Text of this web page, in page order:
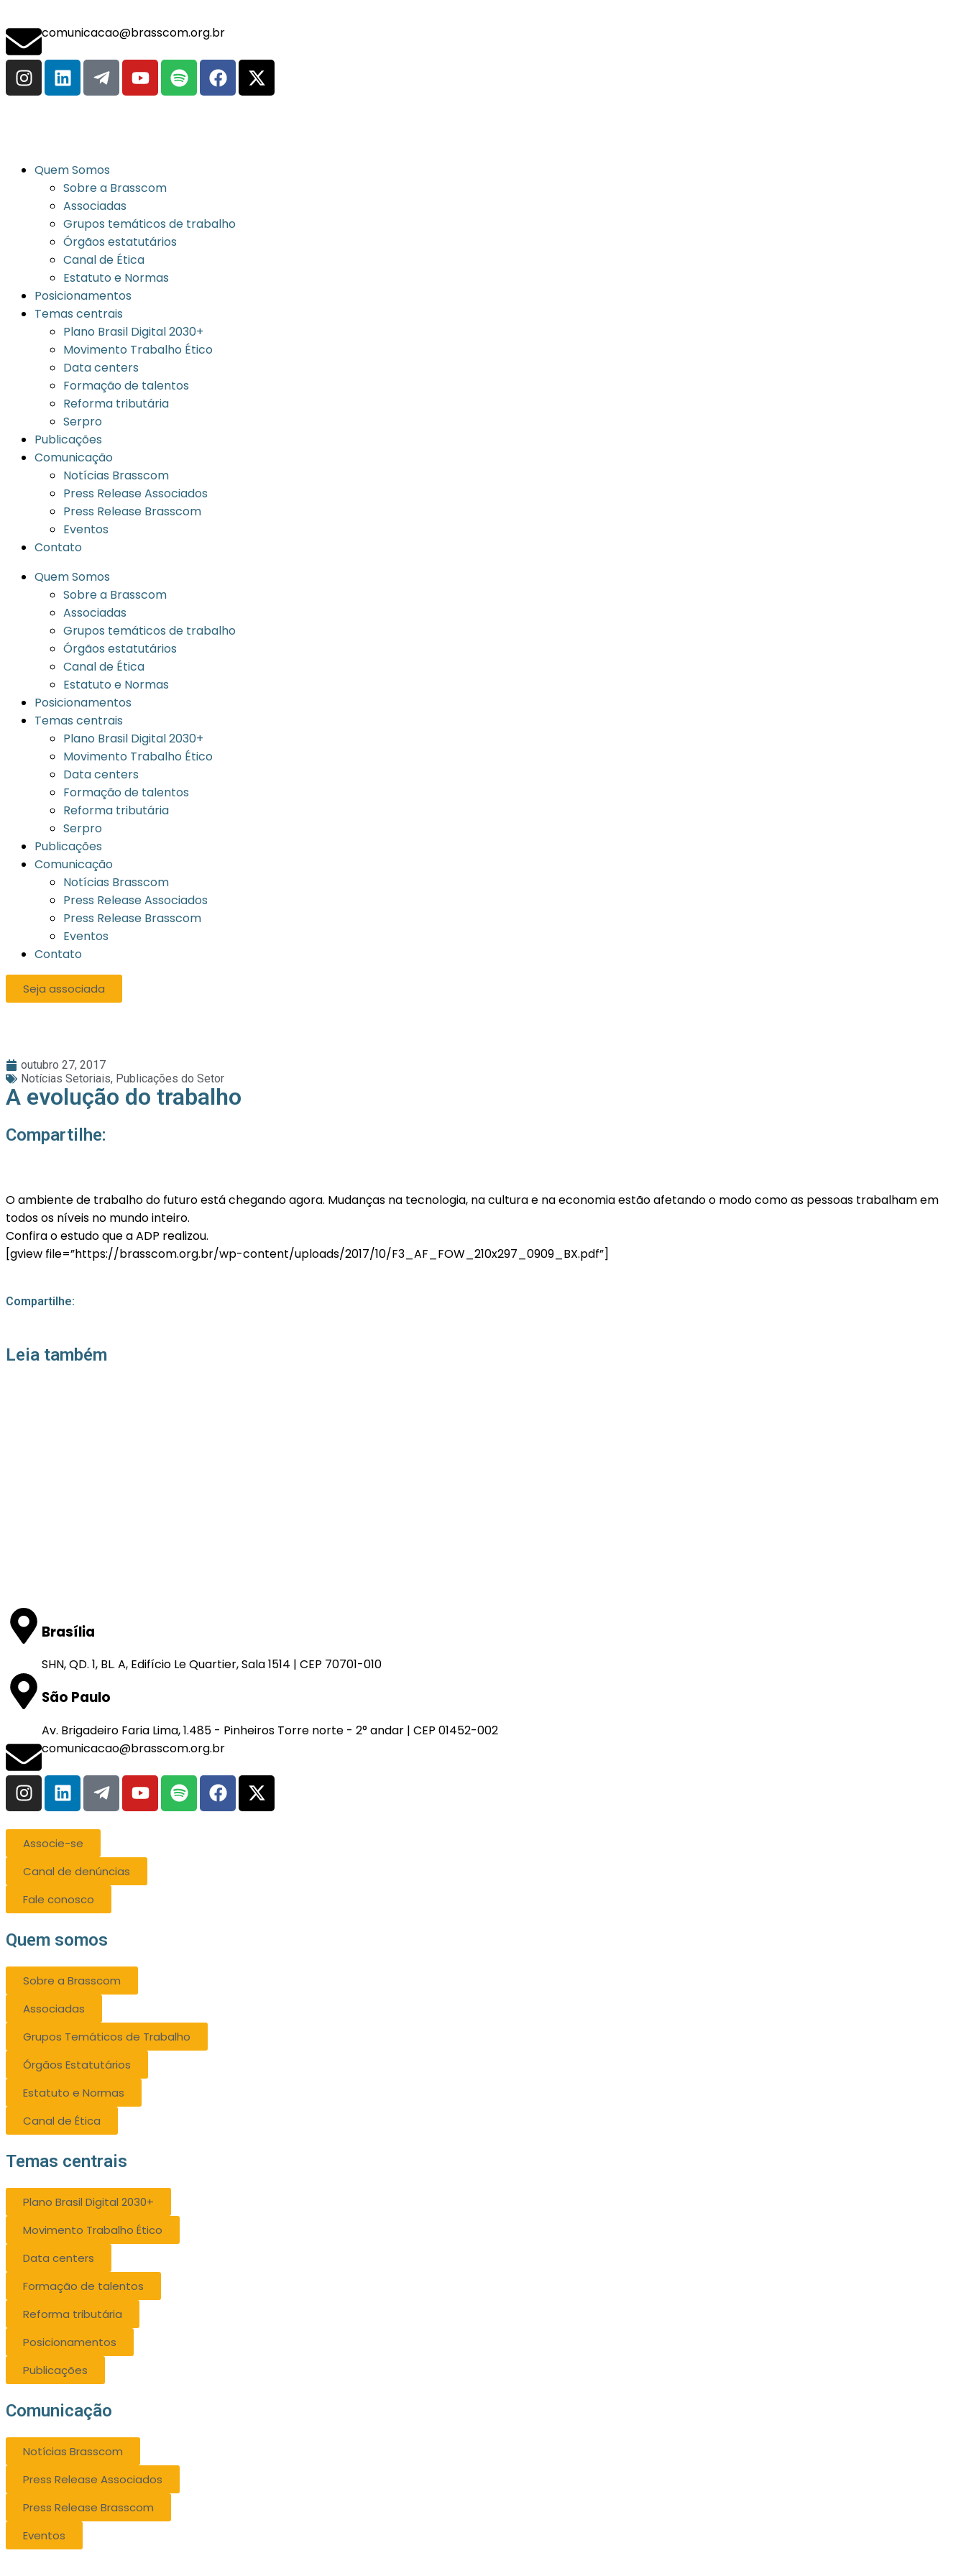
comunicacao@brasscom.org.br
Quem Somos
Sobre a Brasscom
Associadas
Grupos temáticos de trabalho
Órgãos estatutários
Canal de Ética
Estatuto e Normas
Posicionamentos
Temas centrais
Plano Brasil Digital 2030+
Movimento Trabalho Ético
Data centers
Formação de talentos
Reforma tributária
Serpro
Publicações
Comunicação
Notícias Brasscom
Press Release Associados
Press Release Brasscom
Eventos
Contato
Quem Somos
Sobre a Brasscom
Associadas
Grupos temáticos de trabalho
Órgãos estatutários
Canal de Ética
Estatuto e Normas
Posicionamentos
Temas centrais
Plano Brasil Digital 2030+
Movimento Trabalho Ético
Data centers
Formação de talentos
Reforma tributária
Serpro
Publicações
Comunicação
Notícias Brasscom
Press Release Associados
Press Release Brasscom
Eventos
Contato
Seja associada
outubro 27, 2017
Notícias Setoriais, Publicações do Setor
A evolução do trabalho
Compartilhe:
O ambiente de trabalho do futuro está chegando agora. Mudanças na tecnologia, na cultura e na economia estão afetando o modo como as pessoas trabalham em
todos os níveis no mundo inteiro.
Confira o estudo que a ADP realizou.
[gview file=”https://brasscom.org.br/wp-content/uploads/2017/10/F3_AF_FOW_210x297_0909_BX.pdf”]
Compartilhe:
Leia também
Brasília
SHN, QD. 1, BL. A, Edifício Le Quartier, Sala 1514 | CEP 70701-010
São Paulo
Av. Brigadeiro Faria Lima, 1.485 - Pinheiros Torre norte - 2° andar | CEP 01452-002
comunicacao@brasscom.org.br
Associe-se
Canal de denúncias
Fale conosco
Quem somos
Sobre a Brasscom
Associadas
Grupos Temáticos de Trabalho
Órgãos Estatutários
Estatuto e Normas
Canal de Ética
Temas centrais
Plano Brasil Digital 2030+
Movimento Trabalho Ético
Data centers
Formação de talentos
Reforma tributária
Posicionamentos
Publicações
Comunicação
Notícias Brasscom
Press Release Associados
Press Release Brasscom
Eventos